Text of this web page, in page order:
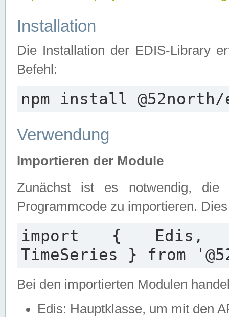
Installation
Die Installation der EDIS-Library
Befehl:
npm install
Verwendung
Importieren der Module
Zunächst ist es notwendig, die
Programmcode zu importieren.
import { Edis,
TimeSeries } from
Bei den importierten Modulen
Edis: Hauptklasse, um mit den